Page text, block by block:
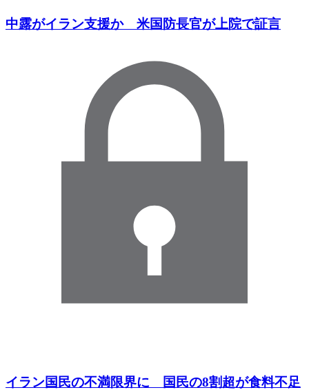
中露がイラン支援か 米国防長官が上院で証言
イラン国民の不満限界に 国民の8割超が食料不足